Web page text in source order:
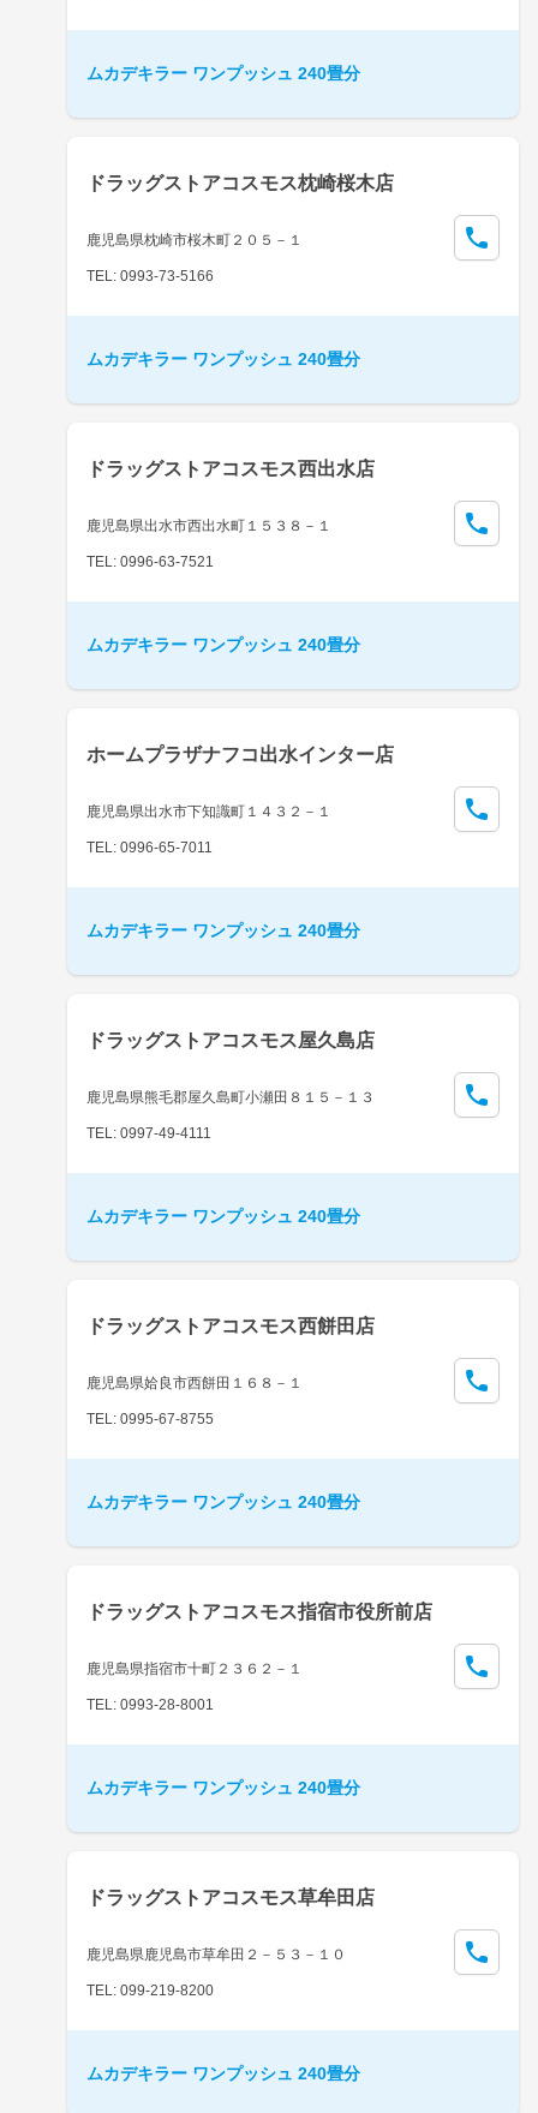
ムカデキラー ワンプッシュ 240畳分
ドラッグストアコスモス枕崎桜木店
鹿児島県枕崎市桜木町２０５－１
TEL: 0993-73-5166
ムカデキラー ワンプッシュ 240畳分
ドラッグストアコスモス西出水店
鹿児島県出水市西出水町１５３８－１
TEL: 0996-63-7521
ムカデキラー ワンプッシュ 240畳分
ホームプラザナフコ出水インター店
鹿児島県出水市下知識町１４３２－１
TEL: 0996-65-7011
ムカデキラー ワンプッシュ 240畳分
ドラッグストアコスモス屋久島店
鹿児島県熊毛郡屋久島町小瀬田８１５－１３
TEL: 0997-49-4111
ムカデキラー ワンプッシュ 240畳分
ドラッグストアコスモス西餅田店
鹿児島県姶良市西餅田１６８－１
TEL: 0995-67-8755
ムカデキラー ワンプッシュ 240畳分
ドラッグストアコスモス指宿市役所前店
鹿児島県指宿市十町２３６２－１
TEL: 0993-28-8001
ムカデキラー ワンプッシュ 240畳分
ドラッグストアコスモス草牟田店
鹿児島県鹿児島市草牟田２－５３－１０
TEL: 099-219-8200
ムカデキラー ワンプッシュ 240畳分